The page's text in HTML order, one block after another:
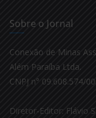
Sobre o Jornal
Conexão de Minas
Além Paraíba Ltda.
CNPJ n° 09.608.574/
Diretor-Editor: Flávio